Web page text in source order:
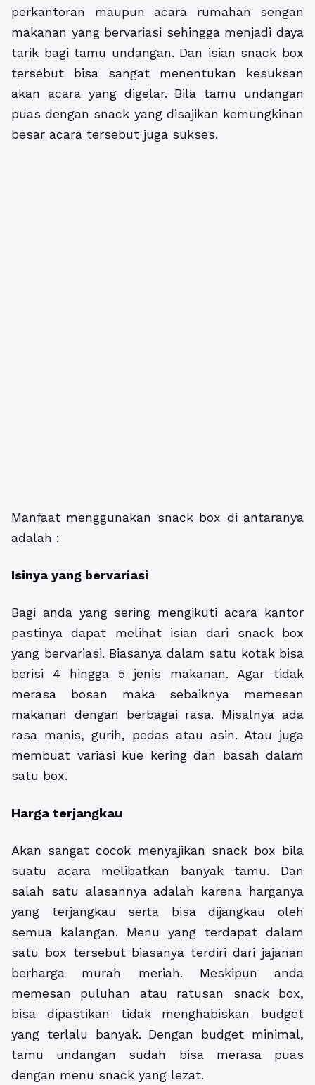
perkantoran maupun acara rumahan sengan
makanan yang bervariasi sehingga menjadi daya
tarik bagi tamu undangan. Dan isian snack box
tersebut bisa sangat menentukan kesuksan
akan acara yang digelar. Bila tamu undangan
puas dengan snack yang disajikan kemungkinan
besar acara tersebut juga sukses.
Manfaat menggunakan snack box di antaranya
adalah :
Isinya yang bervariasi
Bagi anda yang sering mengikuti acara kantor
pastinya dapat melihat isian dari snack box
yang bervariasi. Biasanya dalam satu kotak bisa
berisi 4 hingga 5 jenis makanan. Agar tidak
merasa bosan maka sebaiknya memesan
makanan dengan berbagai rasa. Misalnya ada
rasa manis, gurih, pedas atau asin. Atau juga
membuat variasi kue kering dan basah dalam
satu box.
Harga terjangkau
Akan sangat cocok menyajikan snack box bila
suatu acara melibatkan banyak tamu. Dan
salah satu alasannya adalah karena harganya
yang terjangkau serta bisa dijangkau oleh
semua kalangan. Menu yang terdapat dalam
satu box tersebut biasanya terdiri dari jajanan
berharga murah meriah. Meskipun anda
memesan puluhan atau ratusan snack box,
bisa dipastikan tidak menghabiskan budget
yang terlalu banyak. Dengan budget minimal,
tamu undangan sudah bisa merasa puas
dengan menu snack yang lezat.